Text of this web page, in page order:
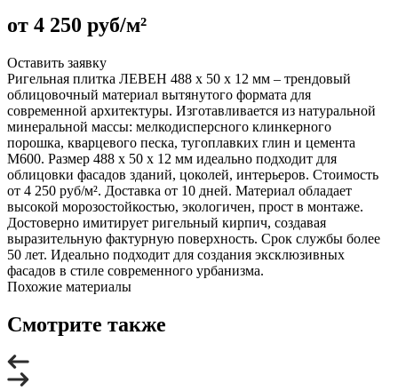
от 4 250 руб/м²
Оставить заявку
Ригельная плитка ЛЕВЕН 488 x 50 x 12 мм – трендовый
облицовочный материал вытянутого формата для
современной архитектуры. Изготавливается из натуральной
минеральной массы: мелкодисперсного клинкерного
порошка, кварцевого песка, тугоплавких глин и цемента
М600. Размер 488 x 50 x 12 мм идеально подходит для
облицовки фасадов зданий, цоколей, интерьеров. Стоимость
от 4 250 руб/м². Доставка от 10 дней. Материал обладает
высокой морозостойкостью, экологичен, прост в монтаже.
Достоверно имитирует ригельный кирпич, создавая
выразительную фактурную поверхность. Срок службы более
50 лет. Идеально подходит для создания эксклюзивных
фасадов в стиле современного урбанизма.
Похожие материалы
Смотрите также